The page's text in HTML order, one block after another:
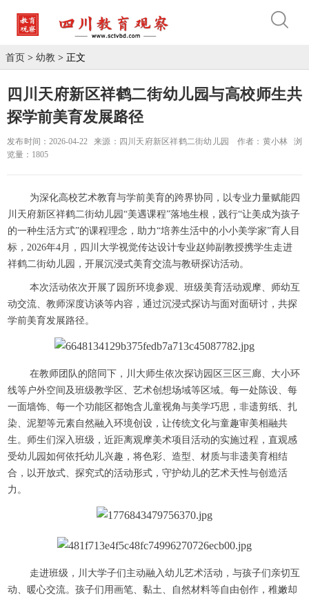
首页 > 幼教 > 正文
四川天府新区祥鹤二街幼儿园与高校师生共
探学前美育发展路径
发布时间：2026-04-22 来源：四川天府新区祥鹤二街幼儿园 作者：黄小林 浏
览量：1805
为深化高校艺术教育与学前美育的跨界协同，以专业力量赋能四
川天府新区祥鹤二街幼儿园“美遇课程”落地生根，践行“让美成为孩子
的一种生活方式”的课程理念，助力“培养生活中的小小美学家”育人目
标，2026年4月，四川大学视觉传达设计专业赵帅副教授携学生走进
祥鹤二街幼儿园，开展沉浸式美育交流与教研探访活动。
本次活动依次开展了园所环境参观、班级美育活动观摩、师幼互
动交流、教师深度访谈等内容，通过沉浸式探访与面对面研讨，共探
学前美育发展路径。
在教师团队的陪同下，川大师生依次探访园区三区三廊、大小环
线等户外空间及班级教学区、艺术创想场域等区域。每一处陈设、每
一面墙饰、每一个功能区都饱含儿童视角与美学巧思，非遗剪纸、扎
染、泥塑等元素自然融入环境创设，让传统文化与童趣审美相融共
生。师生们深入班级，近距离观摩美术项目活动的实施过程，直观感
受幼儿园如何依托幼儿兴趣，将色彩、造型、材质与非遗美育相结
合，以开放式、探究式的活动形式，守护幼儿的艺术天性与创造活
力。
走进班级，川大学子们主动融入幼儿艺术活动，与孩子们亲切互
动、暖心交流。孩子们用画笔、黏土、自然材料等自由创作，稚嫩却